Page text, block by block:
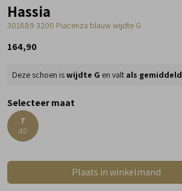
Hassia
301689 3200 Piacenza blauw wijdte G
164,90
Deze schoen iswijdte G en valt als gemiddeld
Selecteer maat
7
40
Plaats in winkelmand